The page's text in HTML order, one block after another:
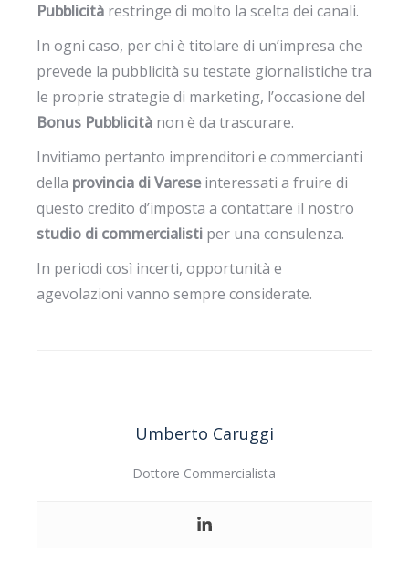
Pubblicità restringe di molto la scelta dei canali.
In ogni caso, per chi è titolare di un’impresa che
prevede la pubblicità su testate giornalistiche tra
le proprie strategie di marketing, l’occasione del
Bonus Pubblicità non è da trascurare.
Invitiamo pertanto imprenditori e commercianti
della provincia di Vareseinteressati a fruire di
questo credito d’imposta a contattare il nostro
studio di commercialisti per una consulenza.
In periodi così incerti, opportunità e
agevolazioni vanno sempre considerate.
Umberto Caruggi
Dottore Commercialista